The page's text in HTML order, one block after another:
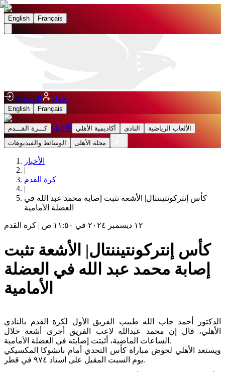
English Français
دخول التسجيل
English Français
كـــرة القـــدم الأخبار أكاديمية الأهلي النادى
الألعاب الرياضية
الوسائط والفيديوهات
مجلة الأهلى
الأخبار
|
كرة القدم
|
كأس إنتركونتيننتال| الأشعة تثبت إصابة محمد عبد الله في
العضلة الأمامية
١٢ ديسمبر ٢٠٢٤ في ١١:٥٠ ص | كرة القدم
كأس إنتركونتيننتال| الأشعة تثبت
إصابة محمد عبد الله في العضلة
الأمامية
الدكتور أحمد جاب الله طبيب الفريق الأول لكرة القدم بالنادي
الأهلي، قال إن محمد عبدالله لاعب الفريق أجرى أشعة خلال
الساعات الماضية، أثبتت إصابته في العضلة الأمامية.
ويستعد الأهلي لخوض مباراة كأس التحدي أمام باتشوكا المكسيكي
يوم السبت المقبل على استاد ٩٧٤ في قطر.